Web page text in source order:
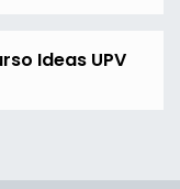
Ideas UPV